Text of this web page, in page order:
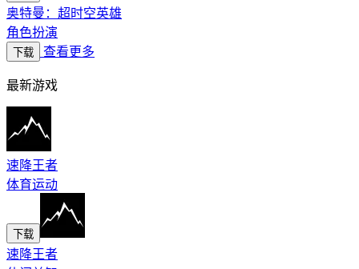
奥特曼：超时空英雄
角色扮演
下载 查看更多
最新游戏
速降王者
体育运动
下载
速降王者